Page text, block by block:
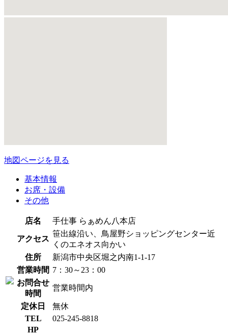
地図ページを見る
基本情報
お席・設備
その他
店名 手仕事 らぁめん八本店
アクセス
笹出線沿い、鳥屋野ショッピングセンター近
くのエネオス向かい
住所
新潟市中央区堀之内南1-1-17
営業時間 7：30～23：00
お問合せ
時間
営業時間内
定休日
無休
TEL
025-245-8818
HP